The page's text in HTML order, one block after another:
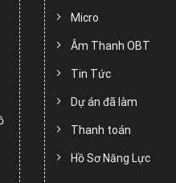
Micro
Âm Thanh OBT
Tin Tức
Dự án đã làm
Thanh toán
Hồ Sơ Năng Lực